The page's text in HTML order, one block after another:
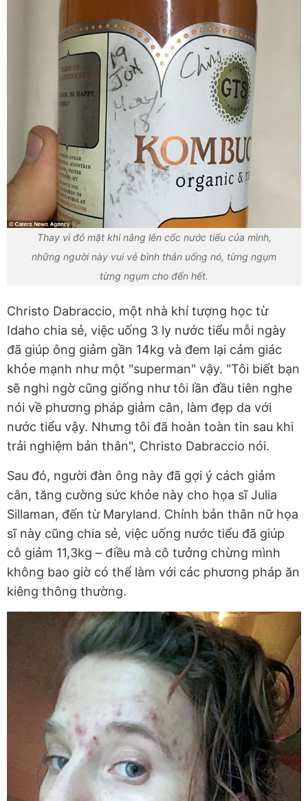
Thay vì đỏ mặt khi nâng lên cốc nước tiểu của mình,
những người này vui vẻ bình thản uống nó, từng ngụm
từng ngụm cho đến hết.
Christo Dabraccio, một nhà khí tượng học từ
Idaho chia sẻ, việc uống 3 ly nước tiểu mỗi ngày
đã giúp ông giảm gần 14kg và đem lại cảm giác
khỏe mạnh như một "superman" vậy. "Tôi biết bạn
sẽ nghi ngờ cũng giống như tôi lần đầu tiên nghe
nói về phương pháp giảm cân, làm đẹp da với
nước tiểu vậy. Nhưng tôi đã hoàn toàn tin sau khi
trải nghiệm bản thân", Christo Dabraccio nói.
Sau đó, người đàn ông này đã gợi ý cách giảm
cân, tăng cường sức khỏe này cho họa sĩ Julia
Sillaman, đến từ Maryland. Chính bản thân nữ họa
sĩ này cũng chia sẻ, việc uống nước tiểu đã giúp
cô giảm 11,3kg – điều mà cô tưởng chừng mình
không bao giờ có thể làm với các phương pháp ăn
kiêng thông thường.